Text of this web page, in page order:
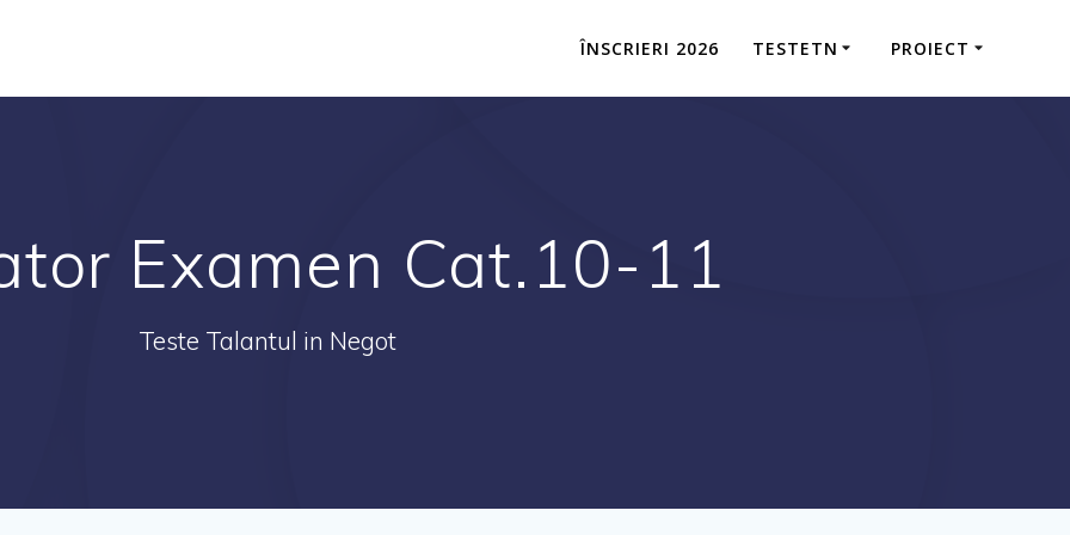
ÎNSCRIERI 2026 TESTETN PROIECT
Examen Cat.10-11
Teste Talantul in Negot